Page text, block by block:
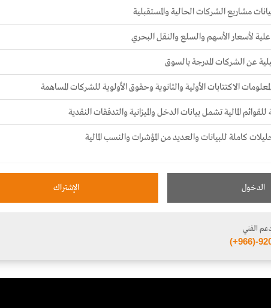
مشاريع الشركات الحالية والمستقبلية
لأسعار الأسهم والسلع والنقل البحري
عن الشركات المدرجة بالسوق
الاكتتابات الأولية والثانوية وحقوق الأولوية للشركات المساهمة
المالية تشمل بيانات الدخل والميزانية والتدفقات النقدية
كاملة للبيانات والعديد من المؤشرات والنسب المالية
الدخول الإشتراك
الفني
(+966)-